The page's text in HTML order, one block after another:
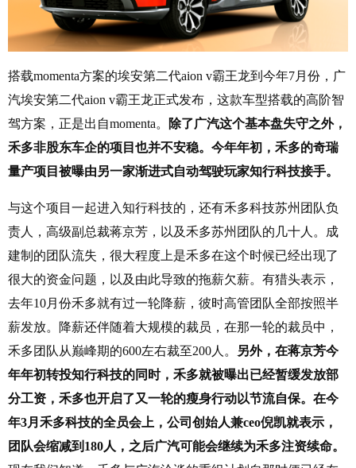
搭载momenta方案的埃安第二代aion v霸王龙到今年7月份，广
汽埃安第二代aion v霸王龙正式发布，这款车型搭载的高阶智
驾方案，正是出自momenta。
除了广汽这个基本盘失守之外，
禾多非股东车企的项目也并不安稳。今年年初，禾多的奇瑞
量产项目被曝由另一家渐进式自动驾驶玩家知行科技接手。
与这个项目一起进入知行科技的，还有禾多科技苏州团队负
责人，高级副总裁蒋京芳，以及禾多苏州团队的几十人。成
建制的团队流失，很大程度上是禾多在这个时候已经出现了
很大的资金问题，以及由此导致的拖薪欠薪。有猎头表示，
去年10月份禾多就有过一轮降薪，彼时高管团队全部按照半
薪发放。降薪还伴随着大规模的裁员，在那一轮的裁员中，
禾多团队从巅峰期的600左右裁至200人。
另外，在蒋京芳今
年年初转投知行科技的同时，禾多就被曝出已经暂缓发放部
分工资，禾多也开启了又一轮的瘦身行动以节流自保。在今
年3月禾多科技的全员会上，公司创始人兼ceo倪凯就表示，
团队会缩减到180人，之后广汽可能会继续为禾多注资续命。